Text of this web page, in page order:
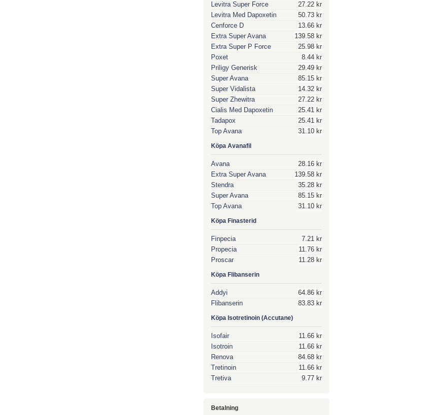
Levitra Super Force
27.22 kr
Levitra Med Dapoxetin
50.73 kr
Cenforce D
13.66 kr
Extra Super Avana
139.58 kr
Extra Super P Force
25.98 kr
Poxet
8.44 kr
Priligy Generisk
29.49 kr
Super Avana
85.15 kr
Super Vidalista
14.32 kr
Super Zhewitra
27.22 kr
Cialis Med Dapoxetin
25.41 kr
Tadapox
25.41 kr
Top Avana
31.10 kr
Köpa Avanafil
Avana
28.16 kr
Extra Super Avana
139.58 kr
Stendra
35.28 kr
Super Avana
85.15 kr
Top Avana
31.10 kr
Köpa Finasterid
Finpecia
7.21 kr
Propecia
11.76 kr
Proscar
11.28 kr
Köpa Flibanserin
Addyi
64.86 kr
Flibanserin
83.83 kr
Köpa Isotretinoin (Accutane)
Isofair
11.66 kr
Isotroin
11.66 kr
Renova
84.68 kr
Tretinoin
11.66 kr
Tretiva
9.77 kr
Betalning